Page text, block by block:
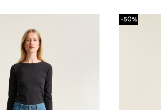
-50%